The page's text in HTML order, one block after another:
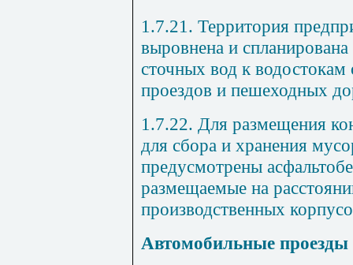
1.7.21. Территория
выровнена и
сточных вод к
проездов и пешеходных
1.7.22. Для размещения
для сбора и хранения
предусмотрены
размещаемые на
производственных
Автомобильные